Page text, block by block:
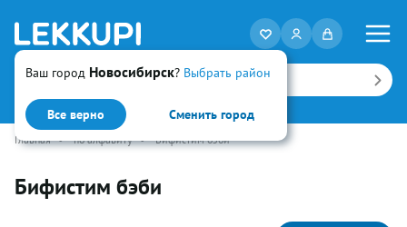
Ваш город Новосибирск? Выбрать район
Все верно Сменить город
Искать
Главная • по алфавиту • Бифистим бэби
Бифистим бэби